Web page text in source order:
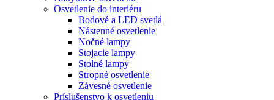
Osvetlenie do interiéru
Bodové a LED svetlá
Nástenné osvetlenie
Nočné lampy
Stojacie lampy
Stolné lampy
Stropné osvetlenie
Závesné osvetlenie
Príslušenstvo k osvetleniu